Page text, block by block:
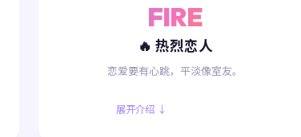
FIRE
🔥 热烈恋人
恋爱要有心跳，平淡像室友。
展开介绍 ↓